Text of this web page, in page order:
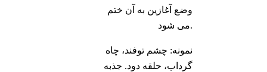
وضع آغازین به آن ختم
می شود.
نمونه: چشم توفند، چاه
گرداب، حلقه دود. جذبه